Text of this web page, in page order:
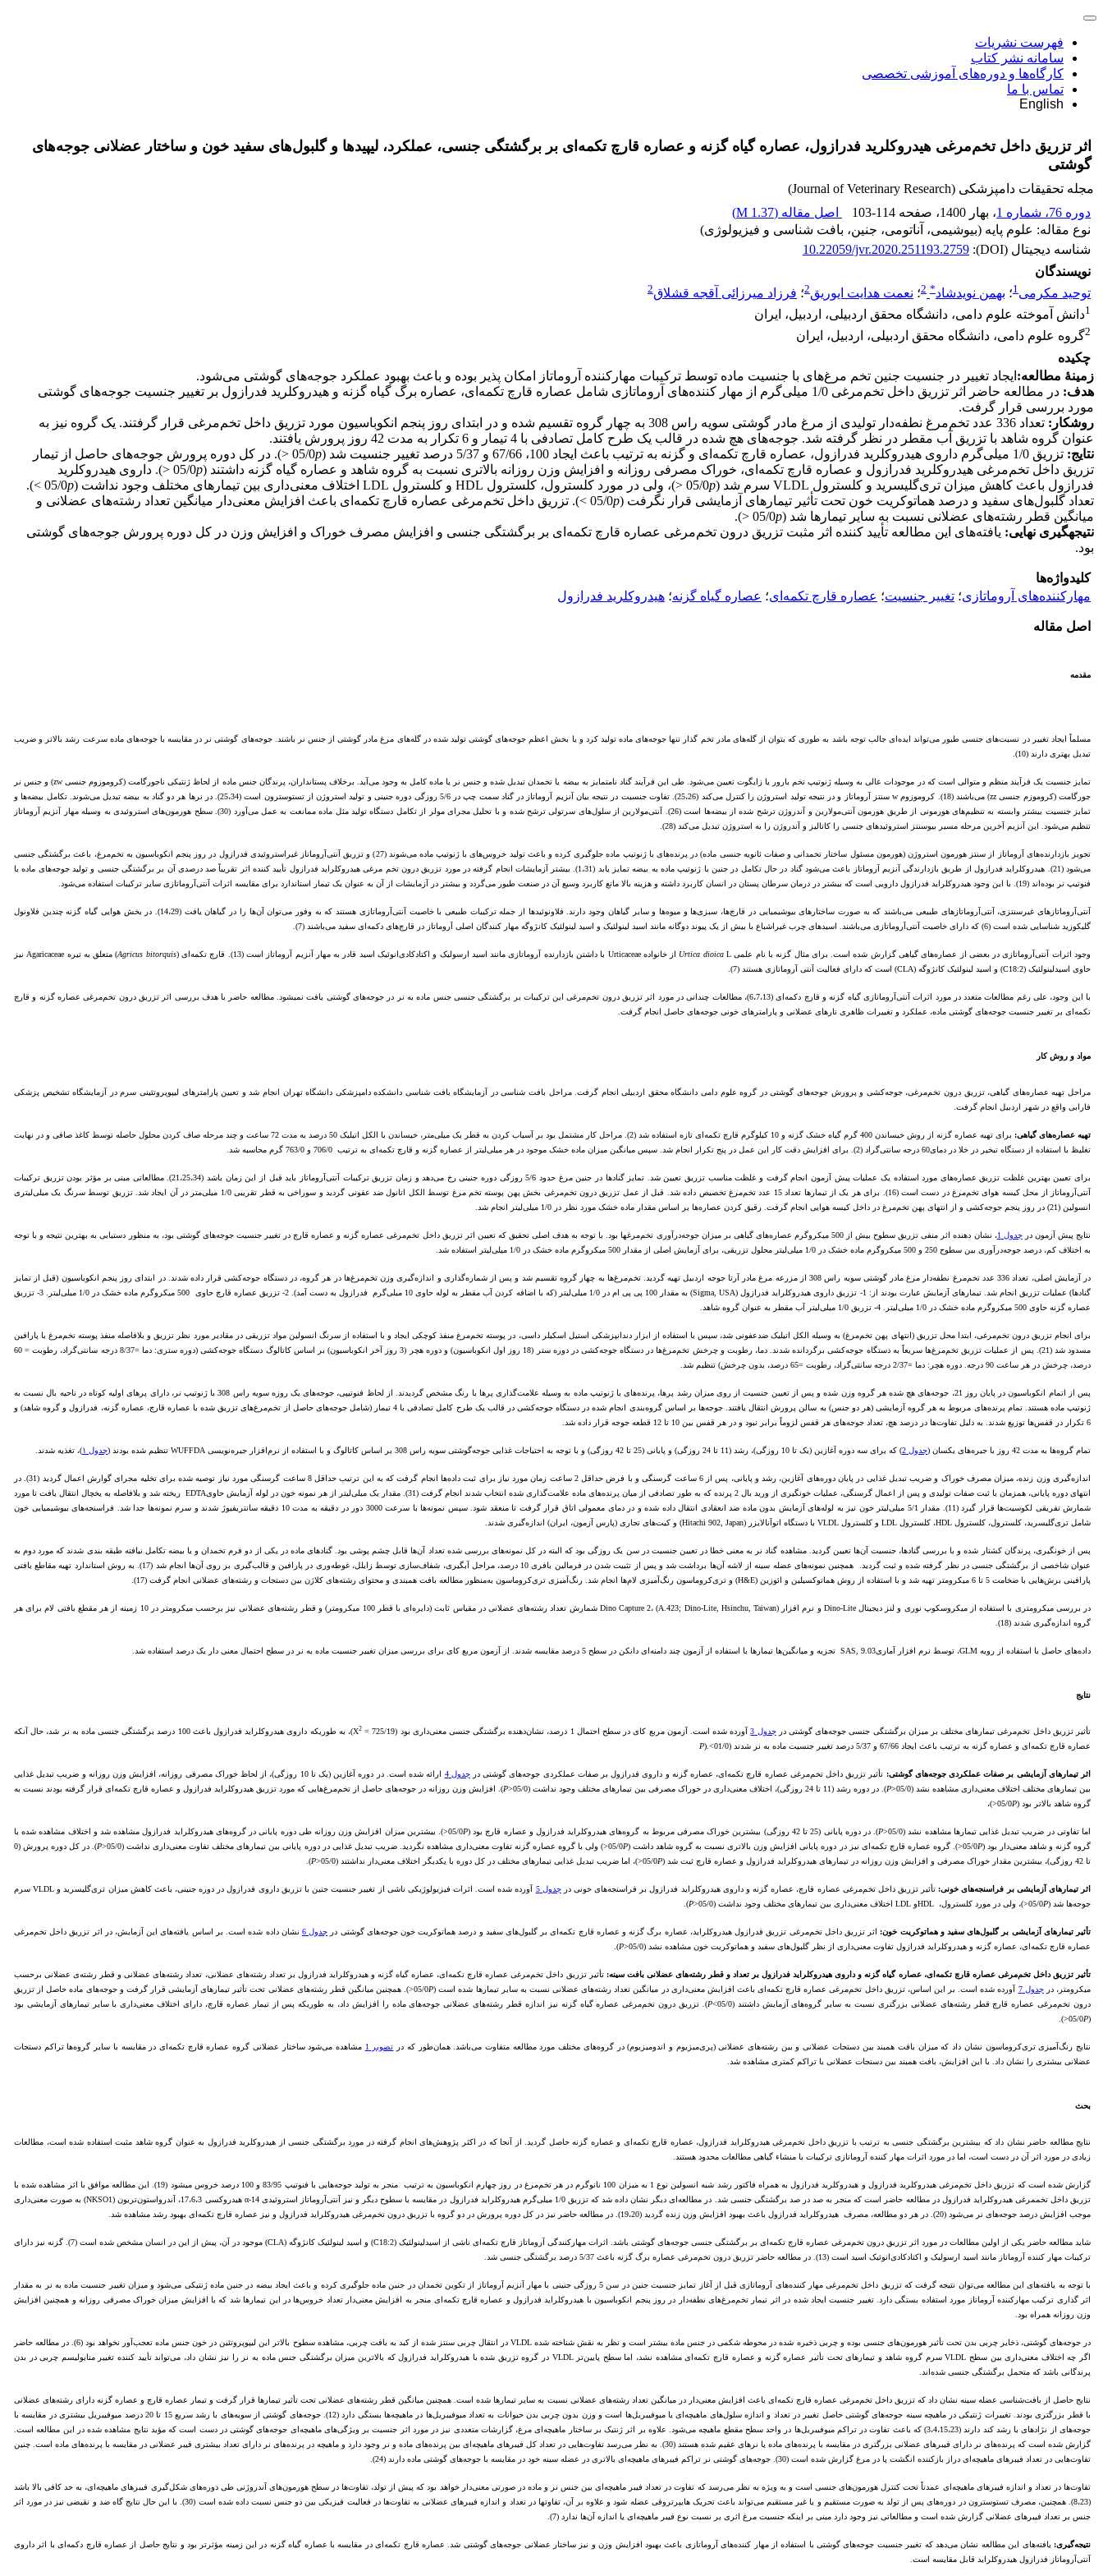
فهرست نشریات
سامانه نشر کتاب
کارگاه‌ها و دوره‌های آموزشی تخصصی
تماس با ما
English
اثر تزریق داخل تخم‌مرغی هیدروکلرید فدرازول، عصاره گیاه گزنه و عصاره قارچ تکمه‌ای بر برگشتگی جنسی، عملکرد، لیپیدها و گلبول‌های سفید خون و ساختار عضلانی جوجه‌های
گوشتی
مجله تحقیقات دامپزشکی (Journal of Veterinary Research)
دوره 76، شماره 1
، بهار 1400 ، صفحه 103-114 اصل مقاله (1.37 M
)
نوع مقاله: علوم پایه (بیوشیمی، آناتومی، جنین، بافت شناسی و فیزیولوژی)
شناسه دیجیتال (DOI):
10.22059/jvr.2020.251193.2759
نویسندگان
توحید مکرمی1؛ بهمن نویدشاد*
2؛ نعمت هدایت ایوریق2؛ فرزاد میرزائی آقجه قشلاق2
1دانش آموخته علوم دامی، دانشگاه محقق اردبیلی، اردبیل، ایران
2گروه علوم دامی، دانشگاه محقق اردبیلی، اردبیل، ایران
چکیده
زمینۀ مطالعه: ایجاد تغییر در جنسیت جنین تخم مرغ‌های با جنسیت ماده توسط ترکیبات مهارکننده آروماتاز امکان پذیر بوده و باعث بهبود عملکرد جوجه‌های گوشتی می‌شود.
هدف:
در مطالعه حاضر اثر تزریق داخل تخم‌مرغی 1/0 میلی‌گرم از مهار کننده‌های آروماتازی شامل عصاره قارچ تکمه‌ای، عصاره برگ گیاه گزنه و هیدروکلرید فدرازول بر تغییر جنسیت جوجه‌های گوشتی
مورد بررسی قرار گرفت.
روشکار :
تعداد 336 عدد تخم‌مرغ نطفه‌دار تولیدی از مرغ مادر گوشتی سویه راس 308 به چهار گروه تقسیم شده و در ابتدای روز پنجم انکوباسیون مورد تزریق داخل تخم‌مرغی قرار گرفتند. یک گروه نیز به
عنوان گروه شاهد با تزریق آب مقطر در نظر گرفته شد. جوجه‌های هچ شده در قالب یک طرح کامل تصادفی با 4 تیمار و 6 تکرار به مدت 42 روز پرورش یافتند.
نتایج: تزریق 1/0 میلی‌گرم داروی هیدروکلرید فدرازول، عصاره قارچ تکمه‌ای و گزنه به ترتیب باعث ایجاد 100، 67/66 و 5/37 درصد تغییر جنسیت شد (05/0 p
<). در کل دوره پرورش جوجه‌های حاصل از تیمار
تزریق داخل تخم‌مرغی هیدروکلرید فدرازول و عصاره قارچ تکمه‌ای، خوراک مصرفی روزانه و افزایش وزن روزانه بالاتری نسبت به گروه شاهد و عصاره گیاه گزنه داشتند (05/0p
<). داروی هیدروکلرید
فدرازول باعث کاهش میزان تری‌گلیسرید و کلسترول VLDL سرم شد (05/0
p <)، ولی در مورد کلسترول، کلسترول HDL و کلسترول LDL اختلاف معنی‌داری بین تیمارهای مختلف وجود نداشت (05/0 p
>).
تعداد گلبول‌های سفید و درصد هماتوکریت خون تحت تأثیر تیمارهای آزمایشی قرار نگرفت (05/0p
>). تزریق داخل تخم‌مرغی عصاره قارچ تکمه‌ای باعث افزایش معنی‌دار میانگین تعداد رشته‌های عضلانی و
میانگین قطر رشته‌های عضلانی نسبت به سایر تیمارها شد (05/0p
<).
نتیجه­گیری نهایی: یافته‌های این مطالعه تأیید کننده اثر مثبت تزریق درون تخم‌مرغی عصاره قارچ تکمه‌ای بر برگشتگی جنسی و افزایش مصرف خوراک و افزایش وزن در کل دوره پرورش جوجه‌های گوشتی
بود.
کلیدواژه‌ها
مهارکننده‌های آروماتازی؛ تغییر جنسیت؛ عصاره قارچ تکمه‌ای؛ عصاره گیاه گزنه؛ هیدروکلرید فدرازول
اصل مقاله
مقدمه
مسلماً ایجاد تغییر در نسبت‌های جنسی طیور می‌تواند ایده‌ای جالب توجه باشد به طوری که بتوان از گله‌های مادر تخم گذار تنها جوجه‌های ماده تولید کرد و یا بخش اعظم جوجه‌های گوشتی تولید شده در گله‌های مرغ مادر گوشتی از جنس نر باشند. جوجه‌ها‌ی گوشتی نر در مقایسه با جوجه‌های ماده سرعت رشد بالاتر و ضریب
تبدیل بهتری دارند (10).
تمایز جنسیت یک فرآیند منظم و متوالی است که در موجودات عالی به وسیله ژنوتیپ تخم بارور یا زایگوت تعیین می‌شود. طی این فرآیند گناد نامتمایز به بیضه یا تخمدان تبدیل شده و جنس نر یا ماده کامل به وجود می‌آید. برخلاف پستانداران، پرندگان جنس ماده از لحاظ ژنتیکی ناجورگامت (کروموزوم جنسی zw) و جنس نر
جورگامت (کروموزم جنسی zz) می‌باشند (18). کروموزوم w سنتز آروماتاز و در نتیجه تولید استروژن را کنترل می‌کند (25،26). تفاوت جنسیت در نتیجه بیان آنزیم آروماتاز در گناد سمت چپ در 5/6 روزگی دوره جنینی و تولید استروژن از تستوسترون است (25،34). در نرها هر دو گناد به بیضه تبدیل می‌شوند. تکامل بیضه‌ها و
تمایز جنسیت بیشتر وابسته به تنظیم‌های هورمونی از طریق هورمون آنتی‌مولارین و آندروژن ترشح شده از بیضه‌ها است (26). آنتی‌مولارین از سلول‌های سرتولی ترشح شده و با تحلیل مجرای مولر از تکامل دستگاه تولید مثل ماده ممانعت به عمل می‌آورد (30). سطح هورمون‌های استروئیدی به وسیله مهار آنزیم آروماتاز
تنظیم می‌شود. این آنزیم آخرین مرحله مسیر بیوسنتز استروئیدهای جنسی را کاتالیز و آندروژن را به استروژن تبدیل می‌کند (28).
تجویز بازدارنده‌های آروماتاز از سنتز هورمون استروژن (هورمون مسئول ساختار تخمدانی و صفات ثانویه جنسی ماده) در پرنده‌های با ژنوتیپ ماده جلوگیری کرده و باعث تولید خروس‌های با ژنوتیپ ماده می‌شوند (27) و تزریق آنتی‌آروماتاز غیراستروئیدی فدرازول در روز پنجم‌ انکوباسیون به تخم‌مرغ، باعث برگشتگی جنسی
می‌شود (21). هیدروکلراید فدرازول از طریق بازدارندگی آنزیم آروماتاز باعث می‌شود گناد در حال تکامل در جنین با ژنوتیپ ماده به بیضه تمایز یابد (1،31). بیشتر آزمایشات انجام گرفته در مورد تزریق درون تخم مرغی هیدروکلراید فدرازول تأیید کننده اثر تقریباً صد درصدی آن بر برگشتگی جنسی و تولید جوجه‌های ماده با
فنوتیپ نر بوده‌اند (19). با این وجود هیدروکلراید فدرازول دارویی است که بیشتر در درمان سرطان پستان در انسان کاربرد داشته و هزینه بالا مانع کاربرد وسیع آن در صنعت طیور می‌گردد و بیشتر در آزمایشات از آن به عنوان یک تیمار استاندارد برای مقایسه اثرات آنتی‌آروماتازی سایر ترکیبات استفاده می‌شود.
آنتی‌آروماتازهای غیرسنتزی، آنتی‌آروماتازهای طبیعی می‌باشند که به صورت ساختارهای بیوشیمیایی در قارچ‌ها، سبزی‌ها و میوه‌ها و سایر گیاهان وجود دارند. فلاونوئیدها از جمله ترکیبات طبیعی با خاصیت آنتی‌آروماتازی هستند که به وفور می‌توان آن‌ها را در گیاهان یافت (14،29). در بخش هوایی گیاه گزنه چندین فلاونول
گلیکوزید شناسایی شده است (6) که دارای خاصیت آنتی‌آروماتازی می‌باشند. اسیدهای چرب غیراشباع با بیش از یک پیوند دوگانه مانند اسید لینولئیک و اسید لینولئیک کانژوگه مهار کنندگان اصلی آروماتاز در قارچ‌های دکمه‌ای سفید می‌باشند (7).
وجود اثرات آنتی‌آروماتازی در بعضی از عصاره‌های گیاهی گزارش شده است. برای مثال گزنه با نام علمی Urtica dioicaL از خانواده Urticaceae با داشتن بازدارنده آروماتازی مانند اسید ارسولیک و اکتادکادی‌انوئیک اسید قادر به مهار آنزیم آروماتاز است (13). قارچ تکمه‌ای ( Agricus bitorquis
) متعلق به تیره Agaricaceae نیز
حاوی اسیدلینولئیک (C18:2) و اسید لینولئیک کانژوگه (CLA) است که دارای فعالیت آنتی آروماتازی هستند (7).
با این وجود، علی رغم مطالعات متعدد در مورد اثرات آنتی‌آروماتازی گیاه گزنه و قارچ دکمه‌ای (6،7،13)، مطالعات چندانی در مورد اثر تزریق درون تخم‌مرغی این ترکیبات بر برگشتگی جنسی جنس ماده به نر در جوجه‌های گوشتی یافت نمی‎شود. مطالعه حاضر با هدف بررسی اثر تزریق درون تخم‌مرغی عصاره گزنه و قارچ
تکمه‌ای بر تغییر جنسیت جوجه‌های گوشتی ماده، عملکرد و تغییرات ظاهری تارهای عضلانی و پارامترهای خونی جوجه‌های حاصل انجام گرفت.
مواد و روش کار
مراحل تهیه عصاره‌های گیاهی، تزریق درون تخم‌مرغی، جوجه‌کشی و پرورش جوجه‌های گوشتی در گروه علوم دامی دانشگاه محقق اردبیلی انجام گرفت. مراحل بافت شناسی در آزمایشگاه بافت شناسی دانشکده دامپزشکی دانشگاه تهران انجام شد و تعیین پارامترهای لیپوپروتئینی سرم در آزمایشگاه تشخیص پزشکی
فارابی واقع در شهر اردبیل انجام گرفت.
تهیه عصاره‌های گیاهی:
برای تهیه عصاره گزنه از روش خیساندن 400 گرم گیاه خشک گزنه و 10 کیلوگرم قارچ تکمه‌ای تازه استفاده شد (2). مراحل کار مشتمل بود بر آسیاب کردن به قطر یک میلی‌متر، خیساندن با الکل اتیلیک 50 درصد به مدت 72 ساعت و چند مرحله صاف کردن محلول حاصله توسط کاغذ صافی و در نهایت
تغلیظ با استفاده از دستگاه تبخیر در خلا در دمای60 درجه سانتی‌گراد (2). برای افزایش دقت کار این عمل در پنج تکرار انجام شد. سپس میانگین میزان ماده خشک موجود در هر میلی‌لیتر از عصاره گزنه و قارچ تکمه‌ای به ترتیب 706/0 و 763/0 گرم محاسبه شد.
برای تعیین بهترین غلظت تزریق عصاره‌های مورد استفاده یک عملیات پیش‌ آزمون انجام گرفت و غلظت مناسب تزریق تعیین شد. تمایز گنادها در جنین مرغ حدود 5/6 روزگی دوره جنینی رخ می‌دهد و زمان تزریق ترکیبات آنتی‌آروماتاز باید قبل از این زمان باشد (21،25،34). مطالعاتی مبنی بر مؤثر بودن تزریق ترکیبات
آنتی‌آروماتاز از محل کیسه هوای تخم‌مرغ در دست است (16). برای هر یک از تیمارها تعداد 15 عدد تخم‌مرغ تخصیص داده شد. قبل از عمل تزریق درون تخم‌مرغی بخش پهن پوسته تخم مرغ توسط الکل اتانول ضد عفونی گردید و سوراخی به قطر تقریبی 1/0 میلی‌متر در آن ایجاد شد. تزریق توسط سرنگ یک میلی‌لیتری
انسولین (21) در روز پنجم جوجه‌کشی و از انتهای پهن تخم‌مرغ در داخل کیسه هوایی انجام گرفت. رقیق کردن عصاره‌ها بر اساس مقدار ماده خشک مورد نظر در 1/0 میلی‌لیتر انجام شد.
نتایج پیش آزمون درجدول 1
، نشان دهنده اثر منفی تزریق سطوح بیش از 500 میکروگرم عصاره‌های گیاهی بر میزان جوجه‌درآوری تخم‌مرغ­ها بود. با توجه به هدف اصلی تحقیق که تعیین اثر تزریق داخل تخم‌مرغی عصاره گزنه و عصاره قارچ در تغییر جنسیت جوجه‌های گوشتی بود، به منظور دستیابی به بهترین نتیجه و با توجه
به اختلاف کم، درصد جوجه‌درآوری بین سطوح 250 و 500 میکروگرم ماده خشک در 1/0 میلی‌لیتر محلول تزریقی، برای آزمایش اصلی از مقدار 500 میکروگرم ماده خشک در 1/0 میلی‌لیتر استفاده شد.
در آزمایش اصلی، تعداد 336 عدد تخم‌مرغ نطفه‌دار مرغ مادر گوشتی سویه راس 308 از مزرعه مرغ مادر آرتا جوجه اردبیل تهیه گردید. تخم‌مرغ‌ها به چهار گروه تقسیم شد و پس از شماره‌گذاری و اندازه‌گیری وزن تخم‌مرغ‌ها در هر گروه، در دستگاه جوجه‌کشی قرار داده شدند. در ابتدای روز پنجم انکوباسیون (قبل از تمایز
گنادها) عملیات تزریق انجام شد. تیمارهای آزمایش عبارت بودند از: 1- تزریق داروی هیدروکلراید فدرازول (Sigma, USA) به مقدار 100 پی پی ام در 1/0 میلی‌لیتر (که با اضافه کردن آب مقطر به لوله حاوی 10 میلی‌گرم فدرازول به دست آمد). 2- تزریق عصاره قارچ حاوی 500 میکروگرم ماده خشک در 1/0 میلی‌لیتر. 3- تزریق
عصاره گزنه حاوی 500 میکروگرم ماده خشک در 1/0 میلی‌لیتر. 4- تزریق 1/0 میلی‌لیتر آب مقطر به عنوان گروه شاهد.
برای انجام تزریق درون تخم‌مرغی، ابتدا محل تزریق (انتهای پهن تخم‌مرغ) به وسیله الکل اتیلیک ضدعفونی شد، سپس با استفاده از ابزار دندان‎پزشکی استیل اسکیلر داسی، در پوسته تخم‌مرغ منفذ کوچکی ایجاد و با استفاده از سرنگ انسولین مواد تزریقی در مقادیر مورد نظر تزریق و بلافاصله منفذ پوسته تخم‌مرغ با پارافین
مسدود شد (21). پس از عملیات تزریق تخم‌مرغ‌ها سریعاً به دستگاه جوجه‌کشی برگردانده شدند. دما، رطوبت و چرخش تخم‌مرغ‌ها در دستگاه جوجه‌کشی در دوره ستر (18 روز اول انکوباسیون) و دوره هچر (3 روز آخر انکوباسیون) بر اساس کاتالوگ دستگاه جوجه‌کشی (دوره ستری: دما =8/37 درجه سانتی‌گراد، رطوبت = 60
درصد، چرخش در هر ساعت 90 درجه. دوره هچر: دما =2/37 درجه سانتی‌گراد، رطوبت =65 درصد، بدون چرخش) تنظیم شد.
پس از اتمام انکوباسیون در پایان روز 21، جوجه‌های هچ شده هر گروه وزن شده و پس از تعیین جنسیت از روی میزان رشد پرها، پرنده‌های با ژنوتیپ ماده به وسیله علا‌مت‌گذاری پرها با رنگ مشخص گردیدند. از لحاظ فنوتیپی، جوجه‌های یک روزه سویه راس 308 با ژنوتیپ نر، دارای پرهای اولیه کوتاه در ناحیه بال نسبت به
ژنوتیپ ماده هستند. تمام پرنده‌های مربوط به هر گروه آزمایشی (هر دو جنس) به سالن پرورش انتقال یافتند. جوجه‌ها بر اساس گروه‌بندی انجام شده در دستگاه جوجه‌کشی در قالب یک طرح کامل تصادفی با 4 تیمار (شامل جوجه‌های حاصل از تخم‌مرغ‌های تزریق شده با عصاره قارچ، عصاره گزنه، فدرازول و گروه شاهد) و
6 تکرار در قفس‌ها توزیع شدند. به دلیل تفاوت‌ها در درصد هچ، تعداد جوجه‌های هر قفس لزوماً برابر نبود و در هر قفس بین 10 تا 12 قطعه جوجه قرار داده شد.
تمام گروه‌ها به مدت 42 روز با جیره‌های یکسان ( جدول 2 ) که برای سه دوره آغازین (یک تا 10 روزگی)، رشد (11 تا 24 روزگی) و پایانی (25 تا 42 روزگی) و با توجه به احتیاجات غذایی جوجه‌گوشتی سویه راس 308 بر اساس کاتالوگ و با استفاده از نرم‌افزار جیره‌نویسی WUFFDA تنظیم شده بودند ( جدول ۱ )، تغذیه شدند.
اندازه‌گیری وزن زنده، میزان مصرف خوراک و ضریب تبدیل غذایی در پایان دوره‌های آغازین، رشد و پایانی، پس از 6 ساعت گرسنگی و با فرض حداقل 2 ساعت زمان مورد نیاز برای ثبت داده‌ها انجام گرفت که به این ترتیب حداقل 8 ساعت گرسنگی مورد نیاز توصیه شده برای تخلیه مجرای گوارش اعمال گردید (31). در
انتهای دوره پایانی، همزمان با ثبت صفات تولیدی و پس از اعمال گرسنگی، عملیات خونگیری از ورید بال 2 پرنده که به طور تصادفی از میان پرنده‌های ماده علامت‌گذاری شده انتخاب شدند انجام گرفت (31). مقدار یک میلی‌لیتر از هر نمونه خون در لوله آزمایش حاویEDTA ریخته شد و بلافاصله به یخچال انتقال یافت تا مورد
شمارش تفریقی لکوسیت‌ها قرار گیرد (11). مقدار 5/1 میلی‌لیتر خون نیز به لوله‌های آزمایش بدون ماده ضد انعقادی انتقال داده شده و در دمای معمولی اتاق قرار گرفت تا منعقد شود. سپس نمونه‌ها با سرعت 3000 دور در دقیقه به مدت 10 دقیقه سانتریفیوژ شدند و سرم نمونه‌ها جدا شد. فراسنجه‌های بیوشیمیایی خون
شامل تری‌گلیسرید، کلسترول، کلسترول HDL، کلسترول LDL و کلسترول VLDL با دستگاه اتوآنالایزر (Hitachi 902, Japan) و کیت‌های تجاری (پارس آزمون، ایران) اندازه‌گیری شدند.
پس از خونگیری، پرندگان کشتار شده و با بررسی گنادها، جنسیت آن‌ها تعیین گردید. مشاهده گناد نر به معنی خطا در تعیین جنسیت در سن یک روزگی بود که البته در کل نمونه‌های بررسی شده تعداد آن‌ها قابل چشم پوشی بود. گنادهای ماده در یکی از دو فرم تخمدان و یا بیضه تکامل نیافته طبقه بندی شدند که مورد دوم به
عنوان شاخصی از برگشتگی جنسی در نظر گرفته شده و ثبت گردید. همچنین نمونه‌های عضله سینه از لاشه آن‌ها برداشت شد و پس از تثبیت شدن در فرمالین بافری 10 درصد، مراحل آب­گیری، شفاف‌سازی توسط زایلل، غوطه‌وری در پارافین و قالب‌گیری بر روی آن‌ها انجام شد (17). به روش استاندارد تهیه مقاطع بافتی
پارافینی برش‌هایی با ضخامت 5 تا 6 میکرومتر تهیه شد و با استفاده از روش هماتوکسیلین و ائوزین (H&E) و تری‌کروماسون رنگ‌آمیزی لام‌ها انجام شد. رنگ‌آمیزی تری‌کروماسون به‌منظور مطالعه بافت همبندی و محتوای رشته‌های کلاژن بین دستجات و رشته‌های عضلانی انجام گرفت (17).
در بررسی میکرومتری با استفاده از میکروسکوپ نوری و لنز دیجیتال Dino-Lite و نرم افزار Dino Capture 2، (A.423; Dino-Lite, Hsinchu, Taiwan) شمارش تعداد رشته‌های عضلانی در مقیاس ثابت (دایره‌ای با قطر 100 میکرومتر) و قطر رشته‌های عضلانی نیز برحسب میکرومتر در 10 زمینه از هر مقطع بافتی لام برای هر
گروه اندازه‌گیری شدند (18).
دادههای حاصل با استفاده از رویه GLM، توسط نرم افزار آماریSAS, 9.03 تجزیه و میانگین‌ها تیمارها با استفاده از آزمون چند دامنه‌ای دانکن در سطح 5 درصد مقایسه شدند. از آزمون مربع کای برای بررسی میزان تغییر جنسیت ماده به نر در سطح احتمال معنی دار یک درصد استفاده شد.
نتایج
تأثیر تزریق داخل تخم‌مرغی تیمارهای مختلف بر میزان برگشتگی جنسی جوجه‌های گوشتی درجدول 3 آورده شده است. آزمون مربع کای در سطح احتمال 1 درصد، نشان‌دهنده برگشتگی جنسی معنی‌داری بود (725/19 = X 2
)، به طوری‎که داروی هیدروکلراید فدرازول باعث 100 درصد برگشتگی جنسی ماده به نر شد، حال آنکه
عصاره قارچ تکمه‌ای و عصاره گزنه به ترتیب باعث ایجاد 67/66 و 5/37 درصد تغییر جنسیت ماده به نر شدند (01/0>.(
P
اثر تیمارهای آزمایشی بر صفات عملکردی جوجه‌های گوشتی: تأثیر تزریق داخل تخم‌مرغی عصاره قارچ تکمه‌ای، عصاره گزنه و داروی فدرازول بر صفات عملکردی جوجه‌های گوشتی درجدول 4
ارائه شده است. در دوره آغازین (یک تا 10 روزگی)، از لحاظ خوراک مصرفی روزانه، افزایش وزن روزانه و ضریب تبدیل غذایی
بین تیمارهای مختلف اختلاف معنی‌داری مشاهده نشد (05/0<
P). در دوره رشد (11 تا 24 روزگی)، اختلاف معنی‌داری در خوراک مصرفی بین تیمارهای مختلف وجود نداشت (05/0< P). افزایش وزن روزانه در جوجه‌های حاصل از تخم‌مرغ‌هایی که مورد تزریق هیدروکلراید فدرازول و عصاره قارچ تکمه‌ای قرار گرفته بودند نسبت به
گروه شاهد بالاتر بود (05/0P <)،
اما تفاوتی در ضریب تبدیل غذایی تیمارها مشاهده نشد (05/0< P). در دوره پایانی (25 تا 42 روزگی) بیشترین خوراک مصرفی مربوط به گروه‌های هیدروکلراید فدرازول و عصاره قارچ بود (05/0 P
<). بیشترین میزان افزایش وزن روزانه طی دوره پایانی در گروه‌های هیدروکلراید فدرازول مشاهده شد و اختلاف مشاهده شده با
گروه گزنه و شاهد معنی‌دار بود (05/0P <). گروه عصاره قارچ تکمه‌ای نیز در دوره پایانی افزایش وزن بالاتری نسبت به گروه شاهد داشت (05/0P <) ولی با گروه عصاره گزنه تفاوت معنی‌داری مشاهده نگردید. ضریب تبدیل غذایی در دوره پایانی بین تیمارهای مختلف تفاوت معنی‌داری نداشت (05/0< P
). در کل دوره پرورش (0
تا 42 روزگی)، بیشترین مقدار خوراک مصرفی و افزایش وزن روزانه در تیمارهای هیدروکلراید فدرازول و عصاره قارچ ثبت شد (05/0
P <)، اما ضریب تبدیل غذایی تیمارهای مختلف در کل دوره با یکدیگر اختلاف معنی‌دار نداشتند (05/0< P
).
اثر تیمارهای آزمایشی بر فراسنجه‌های خونی: تأثیر تزریق داخل تخم‌مرغی عصاره قارچ، عصاره گزنه و داروی هیدروکلراید فدرازول بر فراسنجه‌های خونی درجدول 5
آورده شده است. اثرات فیزیولوژیکی ناشی از تغییر جنسیت جنین با تزریق داروی فدرازول در دوره جنینی، باعث کاهش میزان تری‌گلیسرید و VLDL سرم
جوجه‌ها شد (05/0P <)، ولی در مورد کلسترول، HDLو LDL اختلاف معنی‌داری بین تیمارهای مختلف وجود نداشت (05/0< P
).
تأثیر تیمارهای آزمایشی بر گلبول‌های سفید و هماتوکریت خون: اثر تزریق داخل تخم‌مرغی تزریق فدرازول هیدروکلراید، عصاره برگ گزنه و عصاره قارچ تکمه‌ای بر گلبول‌های سفید و درصد هماتوکریت خون جوجه‌های گوشتی در جدول 6
نشان داده شده است. بر اساس یافته‌های این آزمایش، در اثر تزریق داخل تخم‌مرغی
عصاره قارچ تکمه‌ای، عصاره گزنه و هیدروکلراید فدرازول تفاوت معنی‌داری از نظر گلبول‌های سفید و هماتوکریت خون مشاهده نشد (05/0<
P
).
تأثیر تزریق داخل تخم‌مرغی عصاره قارچ تکمه‌ای، عصاره گیاه گزنه و داروی هیدروکلراید فدرازول بر تعداد و قطر رشته‌های عضلانی بافت سینه:تأثیر تزریق داخل تخم‌مرغی عصاره قارچ تکمه‌ای، عصاره گیاه گزنه و هیدروکلراید فدرازول بر تعداد رشته‌های عضلانی، تعداد رشته‌های عضلانی و قطر رشته‌ی عضلانی برحسب
میکرومتر، درجدول 7 آورده شده است. بر این اساس، تزریق داخل تخم‌مرغی عصاره قارچ تکمه‌ای باعث افزایش معنی‌داری در میانگین تعداد رشته‌های عضلانی نسبت به سایر تیمارها شده است (05/0P
<). همچنین میانگین قطر رشته‌های عضلانی تحت تأثیر تیمارهای آزمایشی قرار گرفت و جوجه‌های ماده حاصل از تزریق
درون تخم‌مرغی عصاره قارچ قطر رشته‌های عضلانی بزرگتری نسبت به سایر گروه‌های آزمایش داشتند (05/0>
P
)
تزریق درون تخم‌مرغی عصاره گیاه گزنه نیز اندازه قطر رشته‌های عضلانی جوجه‌های ماده را افزایش داد، به طوری‎که پس از تیمار عصاره قارچ، دارای اختلاف معنی‌داری با سایر تیمارهای آزمایشی بود
(05/0
P
<).
نتایج رنگ‌آمیزی تری‌کروماسون نشان داد که میزان بافت همبند بین دستجات عضلانی و بین رشته‌های عضلانی (پری‌میزیوم و اندومیزیوم) در گروه‌های مختلف مورد مطالعه متفاوت می‌باشد. همان‌طور که در تصویر 1
مشاهده می‌شود ساختار عضلانی گروه عصاره قارچ تکمه‌ای در مقایسه با سایر گروه‌ها تراکم دستجات
عضلانی بیشتری را نشان داد. با این افزایش، بافت همبند بین دستجات عضلانی با تراکم کمتری مشاهده شد.
بحث
نتایج مطالعه حاضر نشان داد که بیشترین برگشتگی جنسی به ترتیب با تزریق داخل تخم‌مرغی هیدروکلراید فدرازول، عصاره قارچ تکمه‌ای و عصاره گزنه حاصل گردید. از آنجا که در اکثر پژوهش‌های انجام گرفته در مورد برگشتگی جنسی از هیدروکلرید فدرازول به عنوان گروه شاهد مثبت استفاده شده است، مطالعات
زیادی در مورد اثر آن در دست است، اما در مورد اثرات مهار کننده آروماتازی ترکیبات با منشاء گیاهی مطالعات محدود هستند.
گزارش شده است که تزریق داخل تخم‌مرغی هیدروکلرید فدرازول و هیدروکلرید فدرازول به همراه فاکتور رشد شبه انسولین نوع 1 به میزان 100 نانوگرم در هر تخم‌مرغ در روز چهارم انکوباسیون به ترتیب منجر به تولید جوجه‌هایی با فنوتیپ 83/95 و 100 درصد خروس می­شود (19). این مطالعه موافق با اثر مشاهده شده با
تزریق داخل تخم­مرغی هیدروکلراید فدرازول در مطالعه حاضر است که منجر به صد در صد برگشتگی جنسی شد. در مطالعه‌ای دیگر نشان داده شد که تزریق 1/0 میلی‌گرم هیدروکلراید فدرازول در مقایسه با سطوح دیگر و نیز آنتی‌آروماتاز استروئیدی 14-α هیدروکسی 17،6،3، آندرواستون‌تریون (NKSO1) به صورت معنی‌داری
موجب افزایش درصد جوجه‌های نر می‌شود (20). در هر دو مطالعه، مصرف هیدروکلراید فدرازول باعث بهبود افزایش وزن زنده گردید (19،20). در مطالعه حاضر نیز در کل دوره پرورش در دو گروه با تزریق درون تخم‌مرغی هیدروکلراید فدرازول و نیز عصاره قارچ تکمه‌ای بهبود رشد مشاهده شد.
شاید مطالعه حاضر یکی از اولین مطالعات در مورد اثر تزریق درون تخم‌مرغی عصاره قارچ تکمه‌ای بر برگشتگی جنسی جوجه‌های گوشتی باشد. اثرات مهارکنندگی آروماتاز قارچ تکمه‌ای ناشی از اسیدلینولئیک (C18:2) و اسید لینولئیک کانژوگه (CLA) موجود در آن، پیش از این در انسان مشخص شده است (7). گزنه نیز دارای
ترکیبات مهار کننده آروماتاز مانند اسید ارسولیک و اکتادکادی‌انوئیک اسید است (13). در مطالعه حاضر تزریق درون تخم‌مرغی عصاره برگ گزنه باعث 5/37 درصد برگشتگی جنسی شد.
با توجه به یافته‌های این مطالعه می‌توان نتیجه گرفت که تزریق داخل تخم‌مرغی مهار کننده‌های آروماتازی قبل از آغاز تمایز جنسیت جنین در سن 5 روزگی جنینی با مهار آنزیم آروماتاز از تکوین تخمدان در جنین ماده جلوگیری کرده و باعث ایجاد بیضه در جنین ماده ژنتیکی می‌شود و میزان تغییر جنسیت ماده به نر به مقدار
اثر گذاری ترکیب مهارکننده آروماتاز مورد استفاده بستگی دارد. تغییر جنسیت ایجاد شده در اثر تیمار تخم‌مرغ‌های نطفه‌دار در روز پنجم انکوباسیون با هیدروکلراید فدرازول و عصاره قارچ تکمه‌ای منجر به افزایش معنی‌دار تعداد خروس‌ها در این تیمارها شد که با افزایش میزان خوراک مصرفی روزانه و همچنین افزایش
وزن روزانه همراه بود.
در جوجه‌های گوشتی، ذخایر چربی بدن تحت تأثیر هورمون‌های جنسی بوده و چربی ذخیره شده در محوطه شکمی در جنس ماده بیشتر است و نظر به نقش شناخته شده VLDL در انتقال چربی سنتز شده از کبد به بافت چربی، مشاهده سطوح بالاتر این لیپوپروتئین در خون جنس ماده تعجب‌آور نخواهد بود (6). در مطالعه حاضر
اگر چه اختلاف معنی‌داری بین سطح VLDL سرم گروه شاهد و تیمارهای تحت تأثیر عصاره گزنه و عصاره قارچ تکمه‌ای مشاهده نشد، اما سطح پایین‌تر VLDL در گروه تزریق شده با هیدروکلراید فدرازول که بالاترین میزان برگشتگی جنس ماده به نر را نیز نشان داد، می‌تواند تأیید کننده تغییر متابولیسم چربی در بدن
پرندگانی باشد که متحمل برگشتگی جنسی شده‌اند.
نتایج حاصل از بافت‌شناسی عضله سینه نشان داد که تزریق داخل تخم‌مرغی عصاره قارچ تکمه‌ای باعث افزایش معنی‌دار در میانگین تعداد رشته‌های عضلانی نسبت به سایر تیمارها شده است. همچنین میانگین قطر رشته‌های عضلانی تحت تأثیر تیمارها قرار گرفت و تیمار عصاره قارچ و عصاره گزنه دارای رشته‌های عضلانی
با قطر بزرگتری بودند. تغییرات ژنتیکی در ماهیچه سینه جوجه‌های گوشتی حاصل تغییر در تعداد و اندازه سلول‌های ماهیچه‌ای یا میوفیبریل‌ها است و وزن بدون چربی بدن حیوانات به تعداد میوفیبریل‌ها در ماهیچه‌ها بستگی دارد (12). جوجه‌های گوشتی از سویه‌های با رشد سریع 15 تا 20 درصد میوفیبریل بیشتری در مقایسه با
جوجه‌های از نژادهای با رشد کند دارند (3،4،15،23) که باعث تفاوت در تراکم میوفیبریل‌ها در واحد سطح مقطع ماهیچه می‌شود. علاوه بر اثر ژنتیک بر ساختار ماهیچه‌ای مرغ، گزارشات متعددی نیز در مورد اثر جنسیت بر ویژگی‌های ماهیچه‌ای جوجه‌های گوشتی در دست است که مؤید نتایج مشاهده شده در این مطالعه است.
گزارش شده است که پرنده‌های نر دارای فیبرهای عضلانی بزرگتری در مقایسه با پرنده‌های ماده یا نرهای عقیم شده هستند (30). به نظر می‌رسد تفاوت‌هایی در تعداد کل فیبرهای ماهیچه‌ای بین پرنده‌های ماده و نر وجود دارد و ماهیچه در پرنده‌های نر دارای تعداد بیشتری فیبر عضلانی در مقایسه با پرنده‌های ماده است. چنین
تفاوت‌هایی در تعداد فیبرهای ماهیچه‌ای دراز بازکننده انگشت پا در مرغ گزارش شده است (30). جوجه‌های گوشتی نر تراکم فیبرهای ماهیچه‌ای بالاتری در عضله سینه خود در مقایسه با جوجه‌های گوشتی ماده دارند (24).
تفاوت‌ها در تعداد و اندازه فیبرهای ماهیچه‌ای عمدتاً تحت کنترل هورمون‌های جنسی است و به ویژه به نظر می‌رسد که تفاوت در تعداد فیبر ماهیچه‌ای بین جنس نر و ماده در صورتی معنی‌دار خواهد بود که پیش از تولد، تفاوت‌ها در سطح هورمون‌های آندروژنی طی دوره‌های شکل‌گیری فیبرهای ماهیچه‌ای، به حد کافی بالا باشد
(8،23). همچنین، مصرف تستوسترون در دوره‌های پس از تولد به صورت مستقیم و یا غیر مستقیم می‌تواند باعث تحریک هایپرتروفی عضله شود و علاوه بر آن، تفاوت­ها در تعداد و اندازه فیبرهای عضلانی به تفاوت‌ها در فعالیت فیزیکی بین دو جنس نسبت داده شده است (30). با این حال نتایج گاه ضد و نقیضی نیز در مورد اثر
جنس بر تعداد فیبرهای عضلانی گزارش شده است و مطالعاتی نیز وجود دارد مبنی بر اینکه جنسیت مرغ اثری بر نسبت نوع فیبر ماهیچه‌ای یا اندازه آن‌ها ندارد (7).
نتیجه‌گیری: یافته‌های این مطالعه نشان می‌دهد که تغییر جنسیت جوجه‌های گوشتی با استفاده از مهار کننده‌های آروماتازی باعث بهبود افزایش وزن و نیز ساختار عضلانی جوجه‌های گوشتی شد. عصاره قارچ تکمه‌ای در مقایسه با عصاره گیاه گزنه در این زمینه مؤثرتر بود و نتایج حاصل از عصاره قارچ دکمه‌ای با اثر داروی
آنتی‌آروماتاز فدرازول هیدروکلراید قابل مقایسه است.